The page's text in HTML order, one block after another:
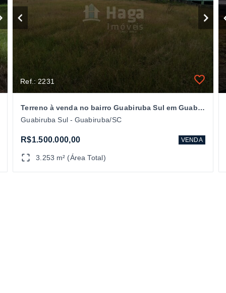
Ref.: 2231
Terreno à venda no bairro Guabiruba Sul em Guabiruba/SC
Guabiruba Sul - Guabiruba/SC
R$1.500.000,00 VENDA
3.253 m² (Área Total)